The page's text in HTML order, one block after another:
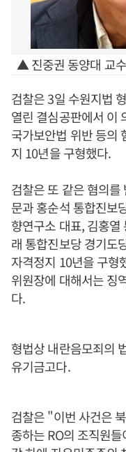
▲ 진중권 동양대 교수
검찰은 3일 수원지법
열린 결심공판에서 이
국가보안법 위반 등의
지 10년을 구형했다.
검찰은 또 같은 혐의
문과 홍순석 통합진보
향연구소 대표, 김홍
래 통합진보당 경기도
자격정지 10년을 구형
위원장에 대해서는 징
다.
형법상 내란음모죄의
유기금고다.
검찰은 "이번 사건은
종하는 RO의 조직원